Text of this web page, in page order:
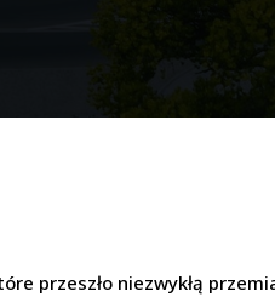
przeszło niezwykłą